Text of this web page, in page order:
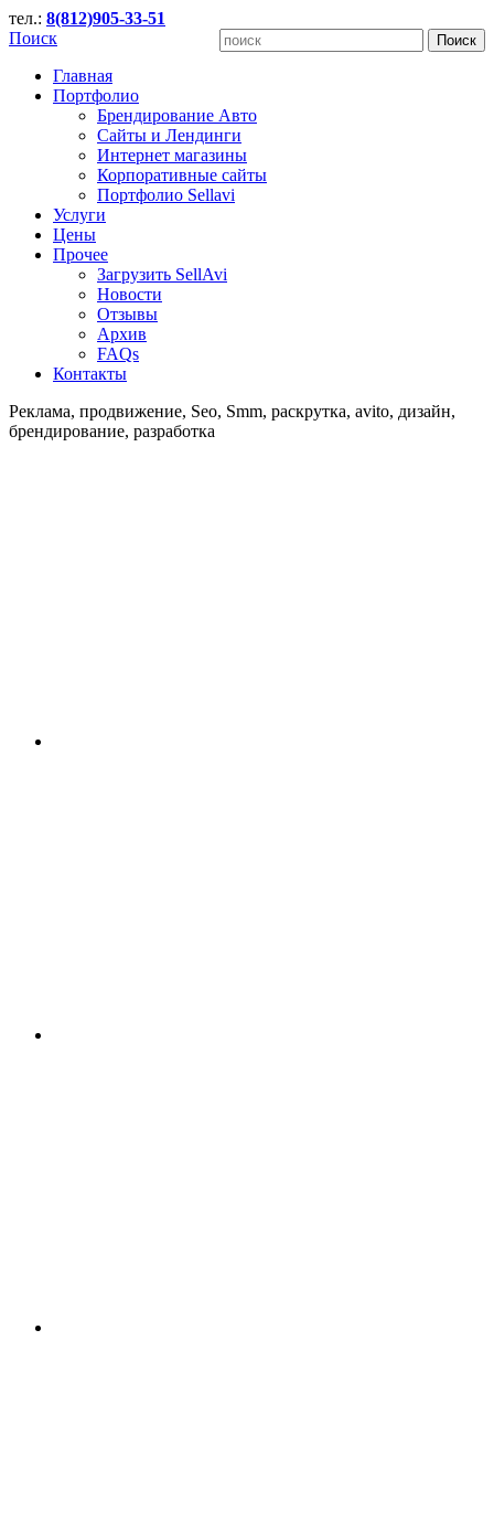
тел.: 8(812)905-33-51
Поиск
Главная
Портфолио
Брендирование Авто
Сайты и Лендинги
Интернет магазины
Корпоративные сайты
Портфолио Sellavi
Услуги
Цены
Прочее
Загрузить SellAvi
Новости
Отзывы
Архив
FAQs
Контакты
Реклама, продвижение, Seo, Smm, раскрутка, avito, дизайн,
брендирование, разработка